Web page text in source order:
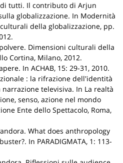
tutti. Il contributo di Arjun
globalizzazione. In Modernità
della globalizzazione, pp.
Dimensioni culturali della
Cortina, Milano, 2012.
. In ACHAB, 15: 29-31, 2010.
: la rifrazione dell'identità
televisiva. In La realtà
senso, azione nel mondo
Ente dello Spettacolo, Roma,
What does anthropology
. In PARADIGMATA, 1: 113-